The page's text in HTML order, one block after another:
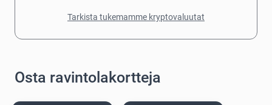
Tarkista tukemamme kryptovaluutat
Osta ravintolakortteja